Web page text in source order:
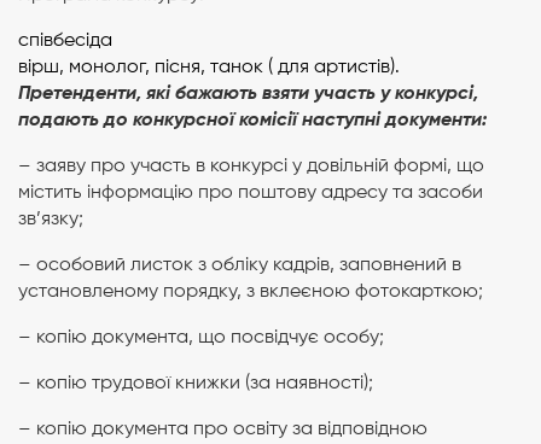
співбесіда
вірш, монолог, пісня, танок ( для артистів).
Претенденти, які бажають взяти участь у конкурсі,
подають до конкурсної комісії наступні документи:
– заяву про участь в конкурсі у довільній формі, що
містить інформацію про поштову адресу та засоби
зв’язку;
– особовий листок з обліку кадрів, заповнений в
установленому порядку, з вклеєною фотокарткою;
– копію документа, що посвідчує особу;
– копію трудової книжки (за наявності);
– копію документа про освіту за відповідною